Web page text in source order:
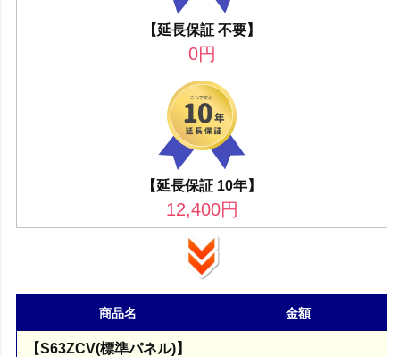
【延長保証 不要】
0円
【延長保証 10年】
12,400円
商品名 金額
【S63ZCV(標準パネル)】